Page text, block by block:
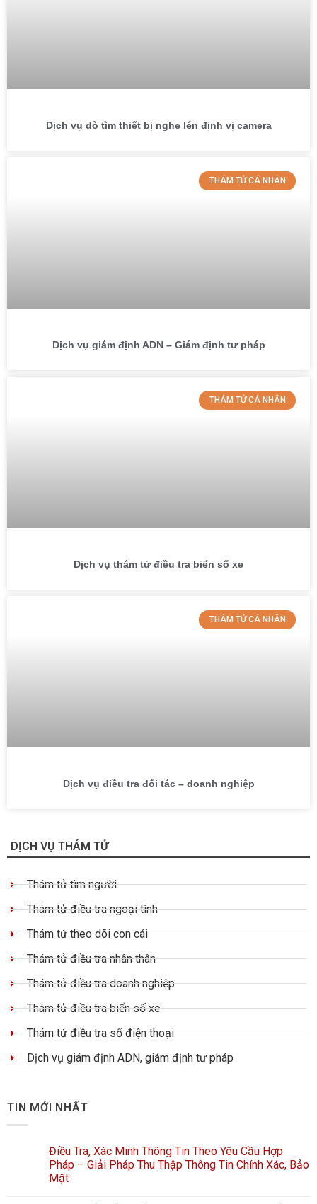
Dịch vụ dò tìm thiết bị nghe lén định vị camera
THÁM TỬ CÁ NHÂN
Dịch vụ giám định ADN – Giám định tư pháp
THÁM TỬ CÁ NHÂN
Dịch vụ thám tử điều tra biển số xe
THÁM TỬ CÁ NHÂN
Dịch vụ điều tra đối tác – doanh nghiệp
DỊCH VỤ THÁM TỬ
Thám tử tìm người
Thám tử điều tra ngoại tình
Thám tử theo dõi con cái
Thám tử điều tra nhân thân
Thám tử điều tra doanh nghiệp
Thám tử điều tra biển số xe
Thám tử điều tra số điện thoại
Dịch vụ giám định ADN, giám định tư pháp
TIN MỚI NHẤT
Điều Tra, Xác Minh Thông Tin Theo Yêu Cầu Hợp
Pháp – Giải Pháp Thu Thập Thông Tin Chính Xác, Bảo
Mật